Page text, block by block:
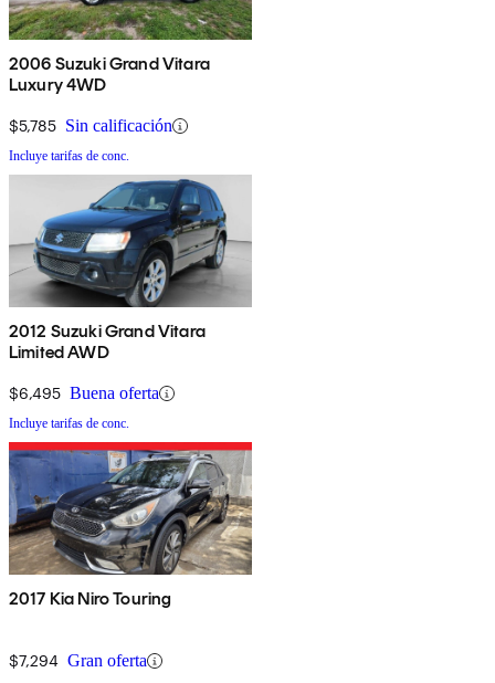
2006 Suzuki Grand Vitara
Luxury 4WD
$5,785 Sin calificación
Incluye tarifas de conc.
2012 Suzuki Grand Vitara
Limited AWD
$6,495 Buena oferta
Incluye tarifas de conc.
2017 Kia Niro Touring
$7,294 Gran oferta